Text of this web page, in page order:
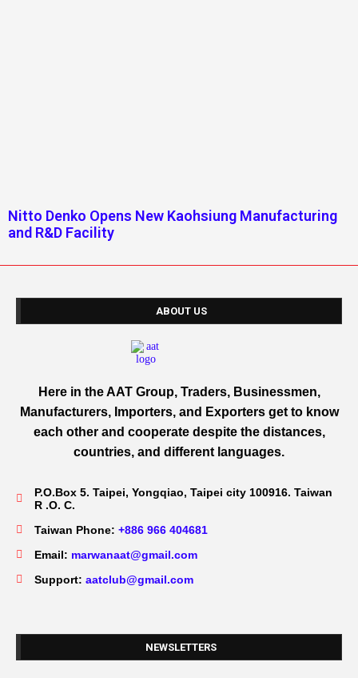
Nitto Denko Opens New Kaohsiung Manufacturing
and R&D Facility
ABOUT US
Here in the AAT Group, Traders, Businessmen,
Manufacturers, Importers, and Exporters get to know
each other and cooperate despite the distances,
countries, and different languages.
P.O.Box 5. Taipei, Yongqiao, Taipei city 100916. Taiwan
R .O. C.
Taiwan Phone: +886 966 404681
Email: marwanaat@gmail.com
Support: aatclub@gmail.com
NEWSLETTERS